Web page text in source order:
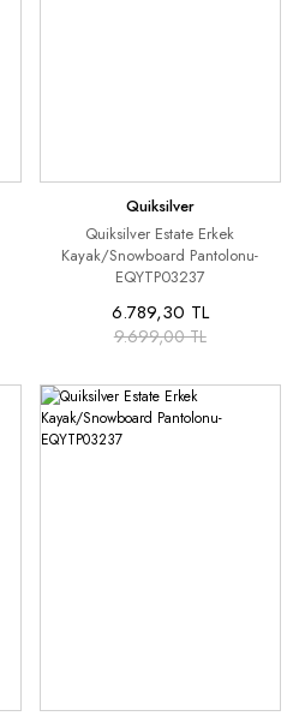
Quiksilver
Quiksilver Estate Erkek
Kayak/Snowboard Pantolonu-
EQYTP03237
6.789,30 TL
9.699,00 TL